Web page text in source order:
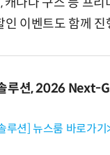
이벤트도 함께
루션, 2026 Next-
루션] 뉴스룸 바로가기